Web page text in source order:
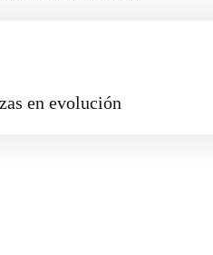
en evolución